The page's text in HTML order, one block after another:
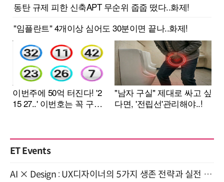
ET Events
AI × Design : UX디자이너의 5가지 생존 전략과 실전 대응 8월 28일 개최